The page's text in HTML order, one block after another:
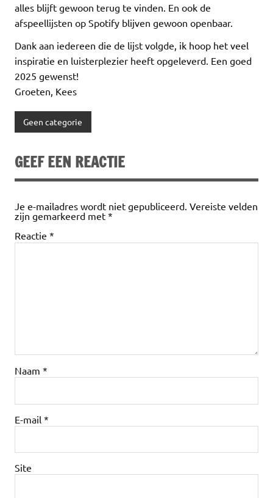
alles blijft gewoon terug te vinden. En ook de
afspeellijsten op Spotify blijven gewoon openbaar.
Dank aan iedereen die de lijst volgde, ik hoop het veel
inspiratie en luisterplezier heeft opgeleverd. Een goed
2025 gewenst!
Groeten, Kees
Geen categorie
GEEF EEN REACTIE
Je e-mailadres wordt niet gepubliceerd. Vereiste velden
zijn gemarkeerd met *
Reactie *
Naam *
E-mail *
Site